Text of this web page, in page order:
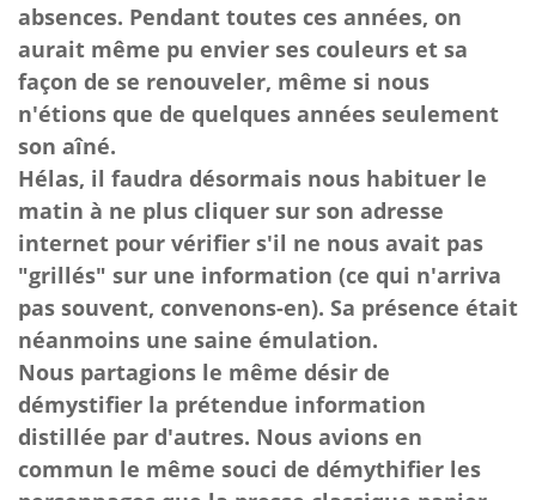
absences. Pendant toutes ces années, on
aurait même pu envier ses couleurs et sa
façon de se renouveler, même si nous
n'étions que de quelques années seulement
son aîné.
Hélas, il faudra désormais nous habituer le
matin à ne plus cliquer sur son adresse
internet pour vérifier s'il ne nous avait pas
"grillés" sur une information (ce qui n'arriva
pas souvent, convenons-en). Sa présence était
néanmoins une saine émulation.
Nous partagions le même désir de
démystifier la prétendue information
distillée par d'autres. Nous avions en
commun le même souci de démythifier les